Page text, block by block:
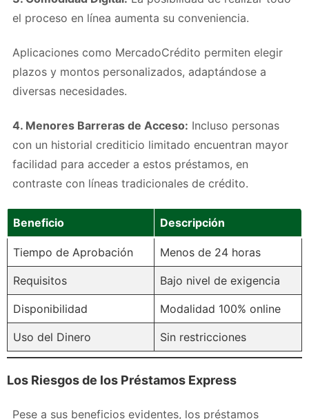
el proceso en línea aumenta su conveniencia.
Aplicaciones como MercadoCrédito permiten elegir
plazos y montos personalizados, adaptándose a
diversas necesidades.
4. Menores Barreras de Acceso: Incluso personas
con un historial crediticio limitado encuentran mayor
facilidad para acceder a estos préstamos, en
contraste con líneas tradicionales de crédito.
Beneficio Descripción
Tiempo de Aprobación Menos de 24 horas
Requisitos Bajo nivel de exigencia
Disponibilidad Modalidad 100% online
Uso del Dinero Sin restricciones
Los Riesgos de los Préstamos Express
Pese a sus beneficios evidentes, los préstamos